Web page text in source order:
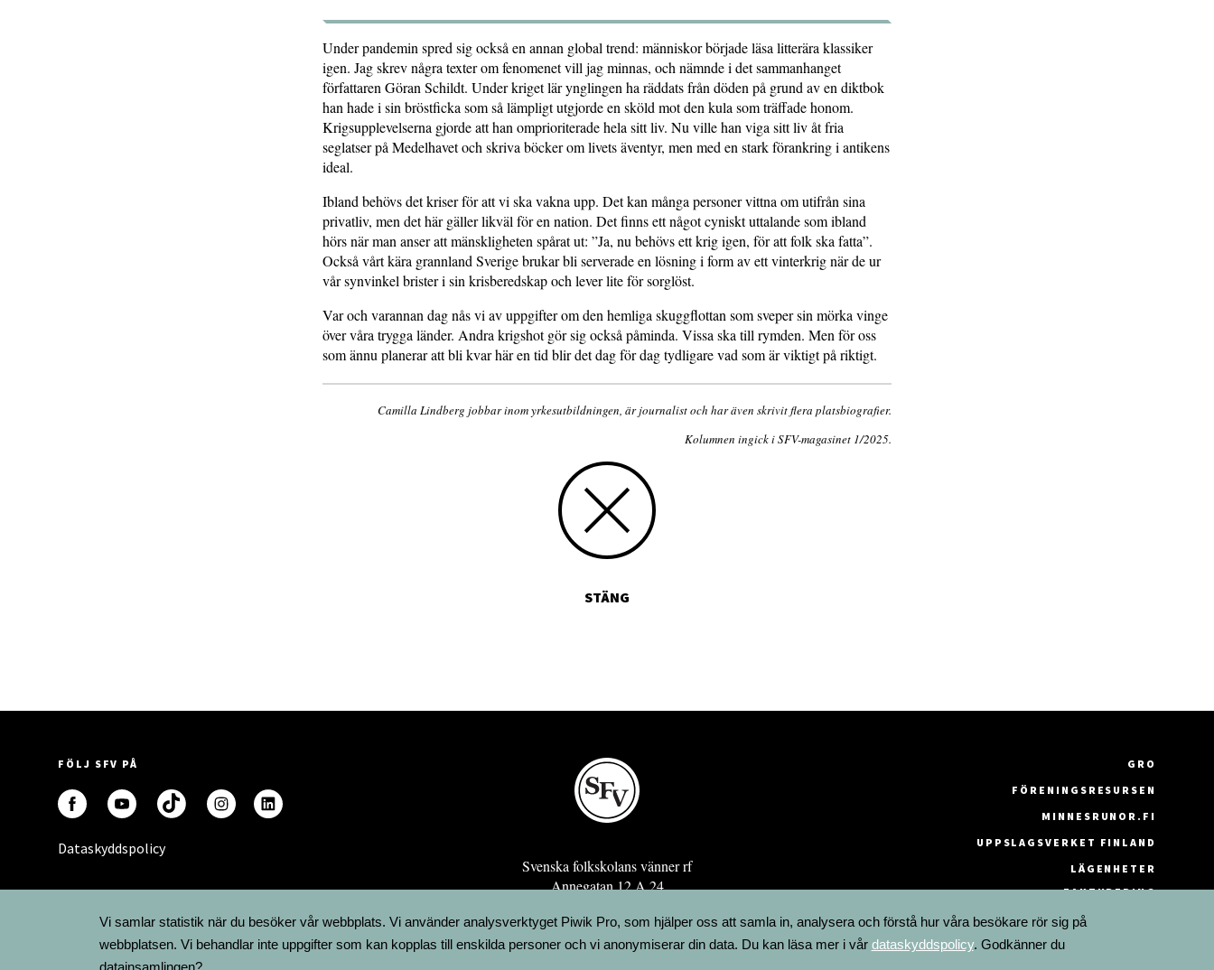
Under pandemin spred sig också en annan global trend: människor började läsa litterära klassiker
igen. Jag skrev några texter om fenomenet vill jag minnas, och nämnde i det sammanhanget
författaren Göran Schildt. Under kriget lär ynglingen ha räddats från döden på grund av en diktbok
han hade i sin bröstficka som så lämpligt utgjorde en sköld mot den kula som träffade honom.
Krigsupplevelserna gjorde att han omprioriterade hela sitt liv. Nu ville han viga sitt liv åt fria
seglatser på Medelhavet och skriva böcker om livets äventyr, men med en stark förankring i antikens
ideal.
Ibland behövs det kriser för att vi ska vakna upp. Det kan många personer vittna om utifrån sina
privatliv, men det här gäller likväl för en nation. Det finns ett något cyniskt uttalande som ibland
hörs när man anser att mänskligheten spårat ut: ”Ja, nu behövs ett krig igen, för att folk ska fatta”.
Också vårt kära grannland Sverige brukar bli serverade en lösning i form av ett vinterkrig när de ur
vår synvinkel brister i sin krisberedskap och lever lite för sorglöst.
Var och varannan dag nås vi av uppgifter om den hemliga skuggflottan som sveper sin mörka vinge
över våra trygga länder. Andra krigshot gör sig också påminda. Vissa ska till rymden. Men för oss
som ännu planerar att bli kvar här en tid blir det dag för dag tydligare vad som är viktigt på riktigt.
Camilla Lindberg jobbar inom yrkesutbildningen, är journalist och har även skrivit flera platsbiografier.
Kolumnen ingick i SFV-magasinet 1/2025.
STÄNG
FÖLJ SFV PÅ
Dataskyddspolicy
Svenska folkskolans vänner rf
Annegatan 12 A 24
sfv@sfv.fi
GRO
FÖRENINGSRESURSEN
MINNESRUNOR.FI
UPPSLAGSVERKET FINLAND
LÄGENHETER
FAKTURERING
Vi samlar statistik när du besöker vår webbplats. Vi använder analysverktyget Piwik Pro, som hjälper oss att samla in, analysera och förstå hur våra besökare rör sig på
webbplatsen. Vi behandlar inte uppgifter som kan kopplas till enskilda personer och vi anonymiserar din data. Du kan läsa mer i vår dataskyddspolicy. Godkänner du
datainsamlingen?